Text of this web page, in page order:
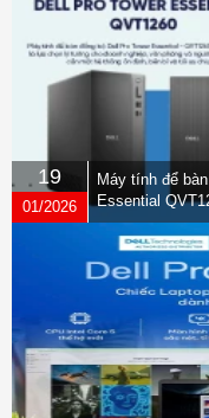
19
01/2026
Máy tính để
Essential